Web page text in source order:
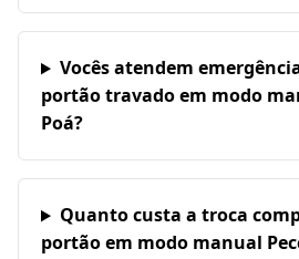
Vocês atendem
portão travado em modo
Poá?
Quanto custa a troca
portão em modo manual